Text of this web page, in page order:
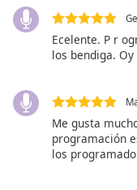
settings
dialog
subtitles
selected
Ecelente. P r
los bendiga. Oy
Me gusta
programación
los